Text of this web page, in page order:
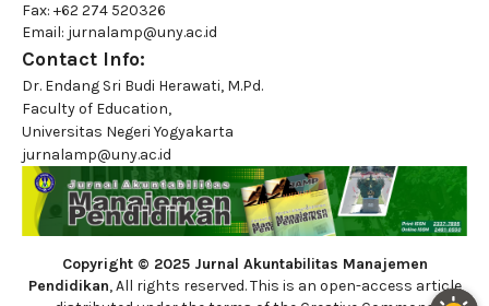
Fax: +62 274 520326
Email: jurnalamp@uny.ac.id
Contact Info:
Dr. Endang Sri Budi Herawati, M.Pd.
Faculty of Education,
Universitas Negeri Yogyakarta
jurnalamp@uny.ac.id
Copyright © 2025 Jurnal Akuntabilitas Manajemen
Pendidikan, All rights reserved. This is an open-access article